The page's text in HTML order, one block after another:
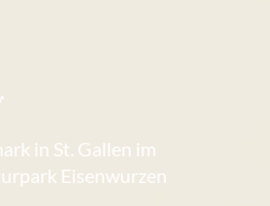
in St. Gallen im
Eisenwurzen